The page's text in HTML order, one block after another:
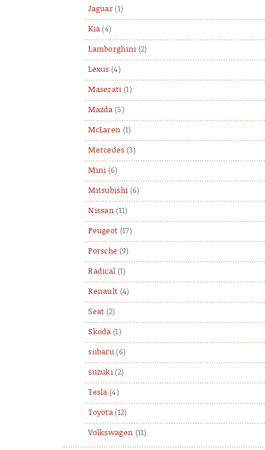
Jaguar (1)
Kia (4)
Lamborghini (2)
Lexus (4)
Maserati (1)
Mazda (5)
McLaren (1)
Mercedes (3)
Mini (6)
Mitsubishi (6)
Nissan (11)
Peugeot (17)
Porsche (9)
Radical (1)
Renault (4)
Seat (2)
Skoda (1)
subaru (6)
suzuki (2)
Tesla (4)
Toyota (12)
Volkswagen (11)